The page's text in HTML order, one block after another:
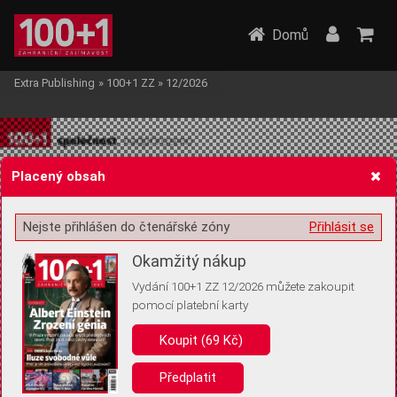
Žádost o souhlas s ukládáním volitelných informací
Pro základní fungování webu nepotřebujeme ukládat žádné informace
(tzv. cookies apod.). Rádi bychom vás ale požádali o souhlas s
uložením volitelných informací:
Anonymní unikátní ID
Domů
Extra Publishing » 100+1 ZZ » 12/2026
Placený obsah
Přihlásit se
Nejste přihlášen do čtenářské zóny
Okamžitý nákup
Vydání 100+1 ZZ 12/2026 můžete zakoupit
pomocí platební karty
Koupit (69 Kč)
Předplatit